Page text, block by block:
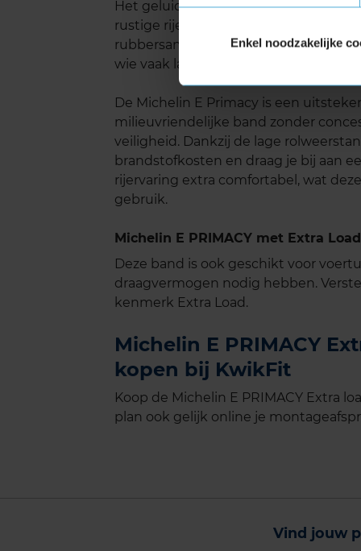
Enkel noodzakelijke
Het geluidsniveau van de Michelin E
rustige rijervaring. Dankzij het
rubbersamenstelling wordt het
wie vaak lange ritten maakt en
De Michelin E Primacy is een
milieuvriendelijke band zonder
veiligheid. Dankzij de lage
brandstofkosten en draag je bij aan
rijervaring extra comfortabel, wat
gebruik.
Michelin E PRIMACY met Extra
Deze band is ook geschikt voor
draagvermogen nodig hebben.
kenmerk Extra Load.
Michelin E PRIMACY
kopen bij KwikFit
Koop de Michelin E PRIMACY Extra
plan ook gelijk online je
Vind jouw